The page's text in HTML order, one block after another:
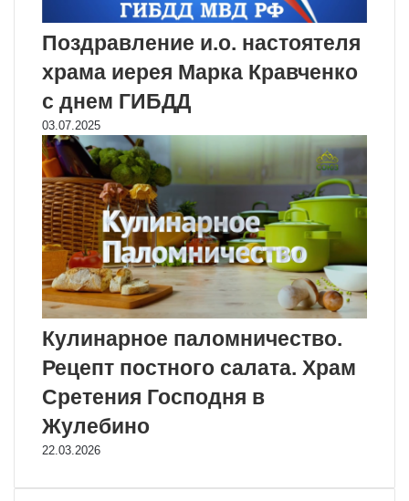
Поздравление и.о. настоятеля
храма иерея Марка Кравченко
с днем ГИБДД
03.07.2025
Кулинарное паломничество.
Рецепт постного салата. Храм
Сретения Господня в
Жулебино
22.03.2026